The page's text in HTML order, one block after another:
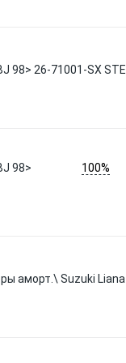
98> 26-71001-SX
98>
100%
аморт.\ Suzuki